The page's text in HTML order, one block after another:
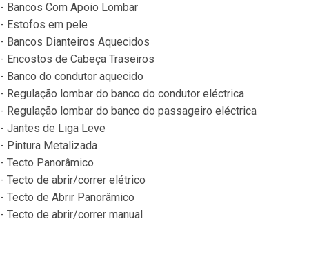
- Bancos Com Apoio Lombar
- Estofos em pele
- Bancos Dianteiros Aquecidos
- Encostos de Cabeça Traseiros
- Banco do condutor aquecido
- Regulação lombar do banco do condutor eléctrica
- Regulação lombar do banco do passageiro eléctrica
- Jantes de Liga Leve
- Pintura Metalizada
- Tecto Panorâmico
- Tecto de abrir/correr elétrico
- Tecto de Abrir Panorâmico
- Tecto de abrir/correr manual